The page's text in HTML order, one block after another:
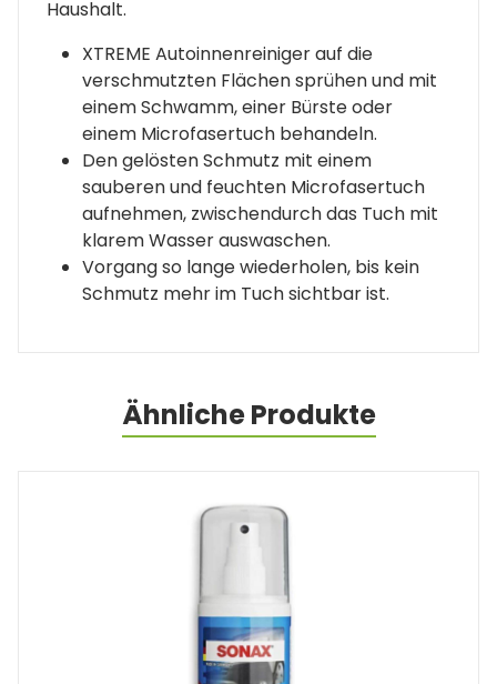
Haushalt.
XTREME Autoinnenreiniger auf die
verschmutzten Flächen sprühen und mit
einem Schwamm, einer Bürste oder
einem Microfasertuch behandeln.
Den gelösten Schmutz mit einem
sauberen und feuchten Microfasertuch
aufnehmen, zwischendurch das Tuch mit
klarem Wasser auswaschen.
Vorgang so lange wiederholen, bis kein
Schmutz mehr im Tuch sichtbar ist.
Ähnliche Produkte